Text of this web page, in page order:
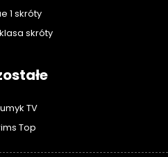
1 skróty
skróty
TV
Top